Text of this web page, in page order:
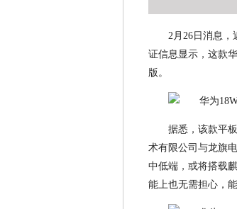
2月26日消息，
证信息显示，这款
版。
据悉，该款平
术有限公司与龙旗
中低端，或将搭载
能上也无需担心，